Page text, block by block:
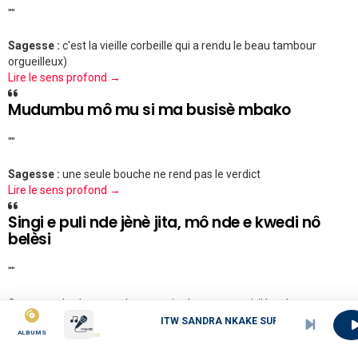
""
Sagesse : c'est la vieille corbeille qui a rendu le beau tambour
orgueilleux)
Lire le sens profond →
Mudumbu mô mu si ma busisè mbako
""
Sagesse : une seule bouche ne rend pas le verdict
Lire le sens profond →
Singi e puli nde jènè jita, mô nde e kwedi nô
belèsi
""
Sagesse :le chat a voulu trop voir, c'est pourquoi, il louche
Lire le sens profond →
ALBUMS
ITW SANDRA NKAKE SUR CAMERFEELING